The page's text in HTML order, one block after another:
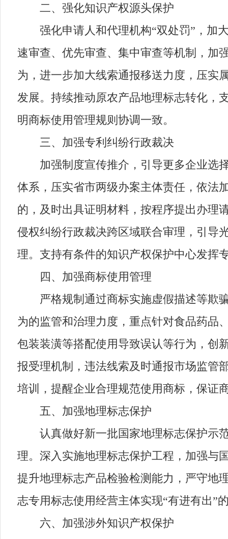
二、强化知识产权源头保护
强化申请人和代理机构“双处罚”，加大
速审查、优先审查、集中审查等机制，加
为，进一步加大线索通报移送力度，压实
发展。持续推动原农产品地理标志转化，
明商标使用管理规则协调一致。
三、加强专利纠纷行政裁决
加强制度宣传推介，引导更多企业选
体系，压实省市两级办案主体责任，依法
的，及时出具证明材料，按程序提出办理
侵权纠纷行政裁决跨区域联合审理，引导
理。支持有条件的知识产权保护中心发挥
四、加强商标使用管理
严格规制通过商标实施虚假描述等欺骗
为的监管和治理力度，重点针对食品药品
包装装潢等搭配使用导致误认等行为，创
报受理机制，违法线索及时通报市场监管
培训，提醒企业合理规范使用商标，保证
五、加强地理标志保护
认真做好新一批国家地理标志保护示范
理。深入实施地理标志保护工程，加强与
提升地理标志产品检验检测能力，严守地
志专用标志使用经营主体实现“有进有出”
六、加强涉外知识产权保护